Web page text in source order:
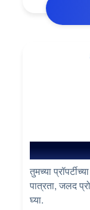
लोन अगेंस्ट
तुमच्या
पात्रता, जलद
घ्या.